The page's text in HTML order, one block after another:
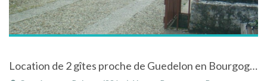
Location de 2 gîtes proche de Guedelon en Bourgogne